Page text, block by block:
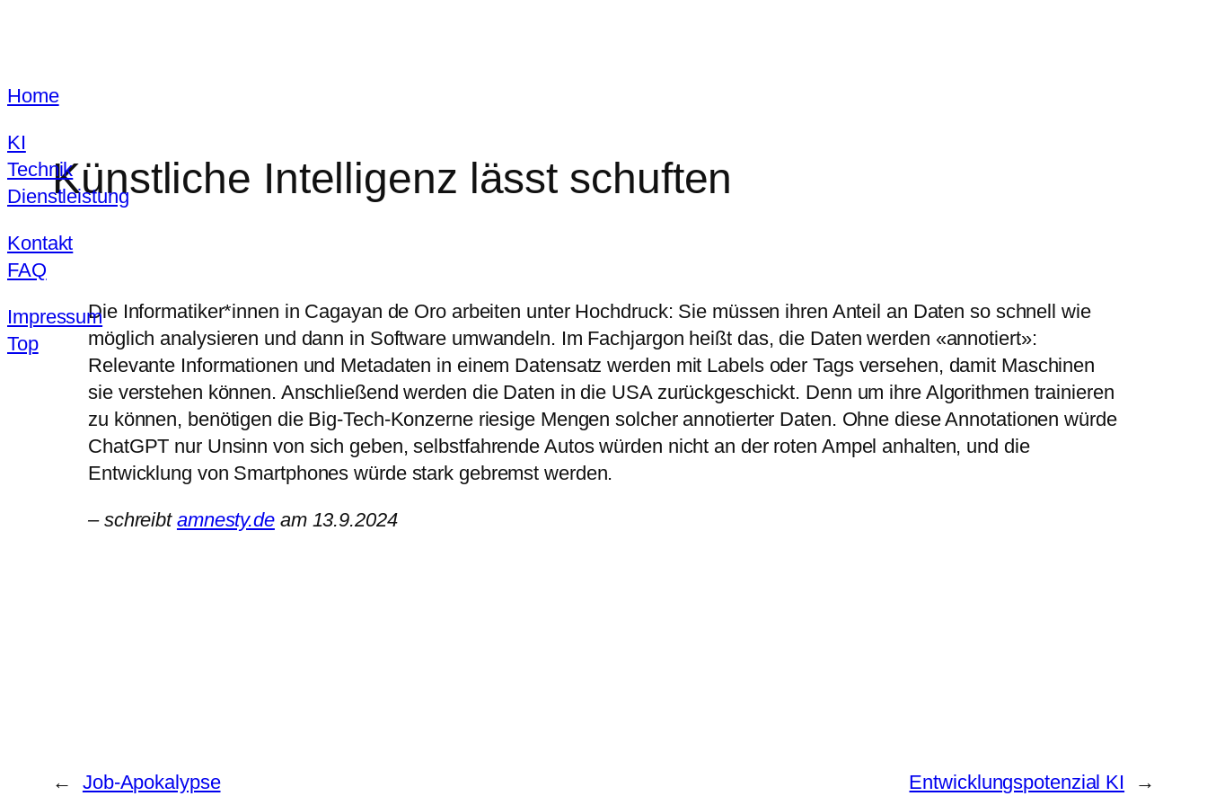
Inhalt
Home
KI
Technik
Dienstleistung
Kontakt
FAQ
Impressum
Top
Künstliche Intelligenz lässt schuften
Die Informatiker*innen in Cagayan de Oro arbeiten unter Hochdruck: Sie müssen ihren Anteil an Daten so schnell wie
möglich analysieren und dann in Software umwandeln. Im Fachjargon heißt das, die Daten werden «annotiert»:
Relevante Informationen und Metadaten in einem Datensatz werden mit Labels oder Tags versehen, damit Maschinen
sie verstehen können. Anschließend werden die Daten in die USA zurückgeschickt. Denn um ihre Algorithmen trainieren
zu können, benötigen die Big-Tech-Konzerne riesige Mengen solcher annotierter Daten. Ohne diese Annotationen würde
ChatGPT nur Unsinn von sich geben, selbstfahrende Autos würden nicht an der roten Ampel anhalten, und die
Entwicklung von Smartphones würde stark gebremst werden.
– schreibt amnesty.deam 13.9.2024
← Job-Apokalypse Entwicklungspotenzial KI →